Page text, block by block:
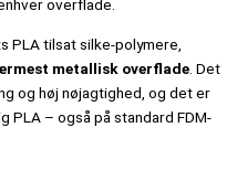
overflade.
PLA tilsat silke-polymere,
metallisk overflade . Det
og høj nøjagtighed, og det er
PLA – også på standard FDM-